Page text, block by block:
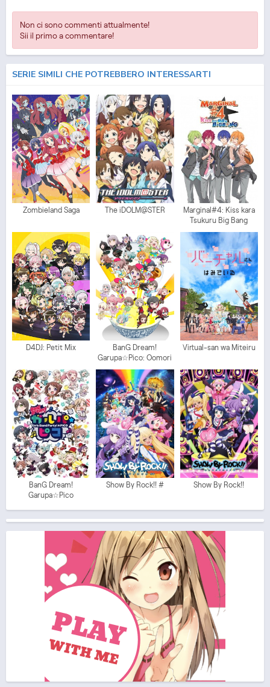
Non ci sono commenti attualmente!
Sii il primo a commentare!
SERIE SIMILI CHE POTREBBERO INTERESSARTI
Zombieland Saga The iDOLM@STER
Marginal#4: Kiss kara
Tsukuru Big Bang
D4DJ: Petit Mix
BanG Dream!
Garupa☆Pico: Oomori
Virtual-san wa Miteiru
BanG Dream!
Garupa☆Pico
Show By Rock!! # Show By Rock!!